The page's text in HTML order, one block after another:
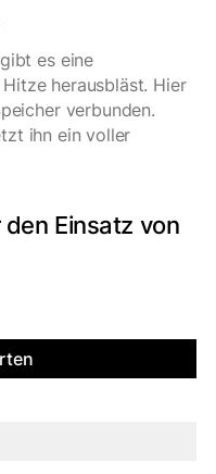
es eine
herausbläst. Hier
verbunden.
ihn ein voller
Einsatz von